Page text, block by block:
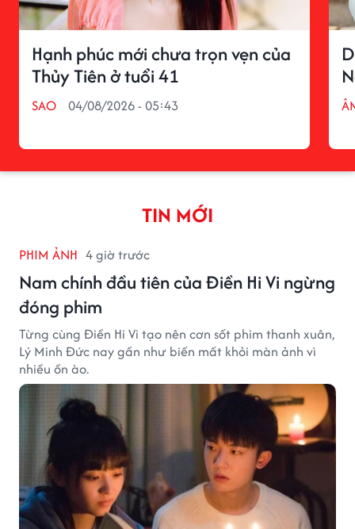
Hạnh phúc mới chưa trọn vẹn của
Thủy Tiên ở tuổi 41
SAO 04/08/2026 - 05:43
TIN MỚI
PHIM ẢNH 4 giờ trước
Nam chính đầu tiên của Điền Hi Vi ngừng
đóng phim
Từng cùng Điền Hi Vi tạo nên cơn sốt phim thanh xuân,
Lý Minh Đức nay gần như biến mất khỏi màn ảnh vì
nhiều ồn ào.